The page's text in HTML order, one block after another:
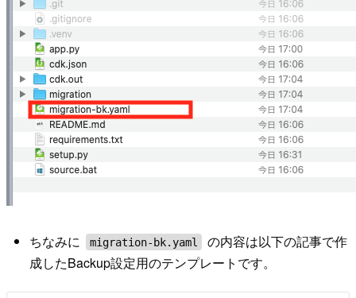
ちなみに migration-bk.yaml
の内容は以下の記事で作
成したBackup設定用のテンプレートです。